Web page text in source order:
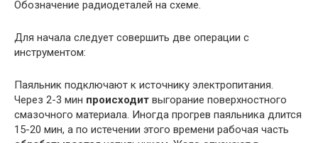
Обозначение радиодеталей на схеме.
Для начала следует совершить две операции с
инструментом:
Паяльник подключают к источнику электропитания.
Через 2-3 мин происходит выгорание поверхностного
смазочного материала. Иногда прогрев паяльника длится
15-20 мин, а по истечении этого времени рабочая часть